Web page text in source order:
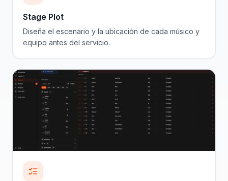
Stage Plot
Diseña el escenario y la ubicación de cada músico y
equipo antes del servicio.